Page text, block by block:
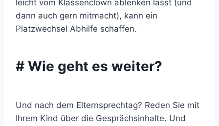
leicht vom Klassenclown ablenken lässt (und
dann auch gern mitmacht), kann ein
Platzwechsel Abhilfe schaffen.
# Wie geht es weiter?
Und nach dem Elternsprechtag? Reden Sie mit
Ihrem Kind über die Gesprächsinhalte. Und